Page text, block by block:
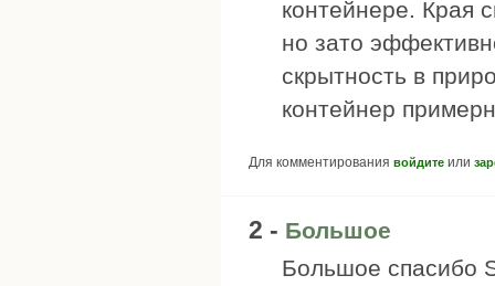
контейнере. Края
но зато
скрытность в
контейнер
Для комментирования войдите или
2 - Большое
Большое спасибо